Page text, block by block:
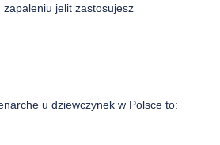
zapaleniu jelit zastosujesz
u dziewczynek w Polsce to: